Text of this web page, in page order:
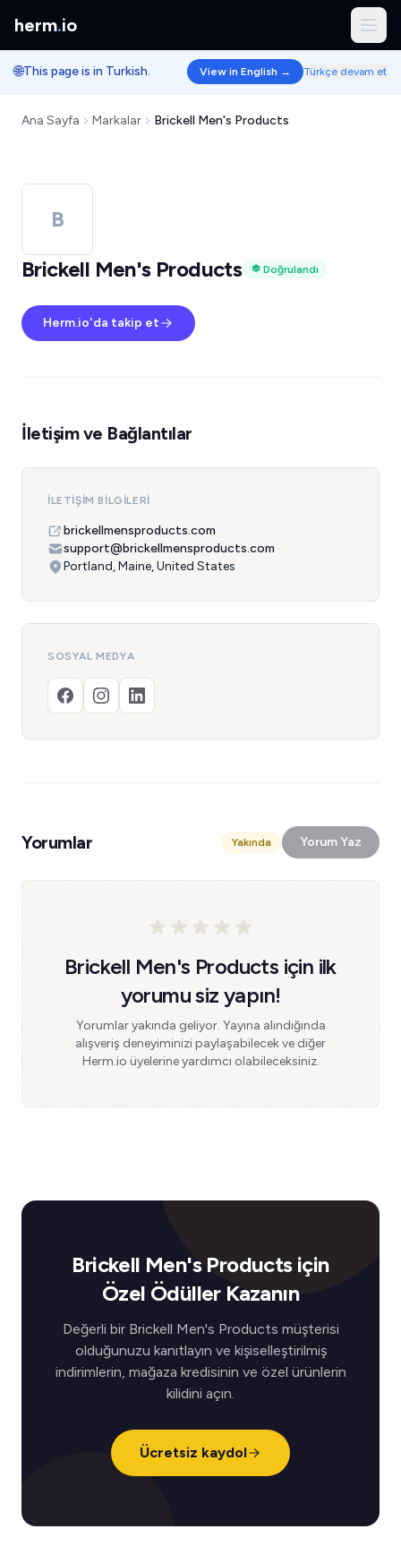
herm.io
🌐This page is in Turkish. View in English → Türkçe devam et
Ana Sayfa Markalar Brickell Men's Products
B
Brickell Men's Products
Doğrulandı
Herm.io'da takip et
İletişim ve Bağlantılar
İLETIŞIM BILGILERI
brickellmensproducts.com
support@brickellmensproducts.com
Portland, Maine, United States
SOSYAL MEDYA
Yorumlar Yakında Yorum Yaz
Brickell Men's Products için ilk
yorumu siz yapın!
Yorumlar yakında geliyor. Yayına alındığında
alışveriş deneyiminizi paylaşabilecek ve diğer
Herm.io üyelerine yardımcı olabileceksiniz.
Brickell Men's Products için
Özel Ödüller Kazanın
Değerli bir Brickell Men's Products müşterisi
olduğunuzu kanıtlayın ve kişiselleştirilmiş
indirimlerin, mağaza kredisinin ve özel ürünlerin
kilidini açın.
Ücretsiz kaydol